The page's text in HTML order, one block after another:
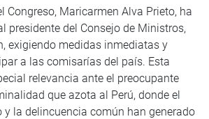
Congreso, Maricarmen Alva Prieto, ha
presidente del Consejo de Ministros,
exigiendo medidas inmediatas y
a las comisarías del país. Esta
relevancia ante el preocupante
que azota al Perú, donde el
y la delincuencia común han generado